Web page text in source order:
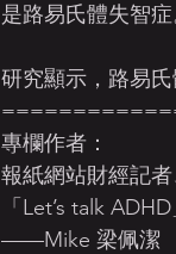
是路易氏體失智症
研究顯示，路易
專欄作者：
報紙網站財經記者
「Let’s talk
——Mike 梁佩潔